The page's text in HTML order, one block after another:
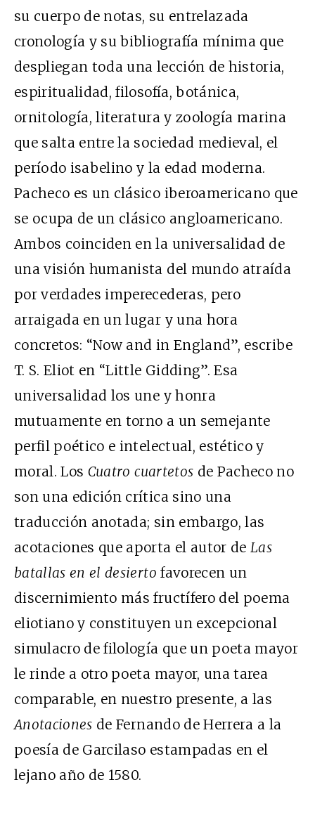
su cuerpo de notas, su entrelazada
cronología y su bibliografía mínima que
despliegan toda una lección de historia,
espiritualidad, filosofía, botánica,
ornitología, literatura y zoología marina
que salta entre la sociedad medieval, el
período isabelino y la edad moderna.
Pacheco es un clásico iberoamericano que
se ocupa de un clásico angloamericano.
Ambos coinciden en la universalidad de
una visión humanista del mundo atraída
por verdades imperecederas, pero
arraigada en un lugar y una hora
concretos: “Now and in England”, escribe
T. S. Eliot en “Little Gidding”. Esa
universalidad los une y honra
mutuamente en torno a un semejante
perfil poético e intelectual, estético y
moral. Los Cuatro cuartetos de Pacheco no
son una edición crítica sino una
traducción anotada; sin embargo, las
acotaciones que aporta el autor de Las
batallas en el desierto favorecen un
discernimiento más fructífero del poema
eliotiano y constituyen un excepcional
simulacro de filología que un poeta mayor
le rinde a otro poeta mayor, una tarea
comparable, en nuestro presente, a las
Anotaciones de Fernando de Herrera a la
poesía de Garcilaso estampadas en el
lejano año de 1580.